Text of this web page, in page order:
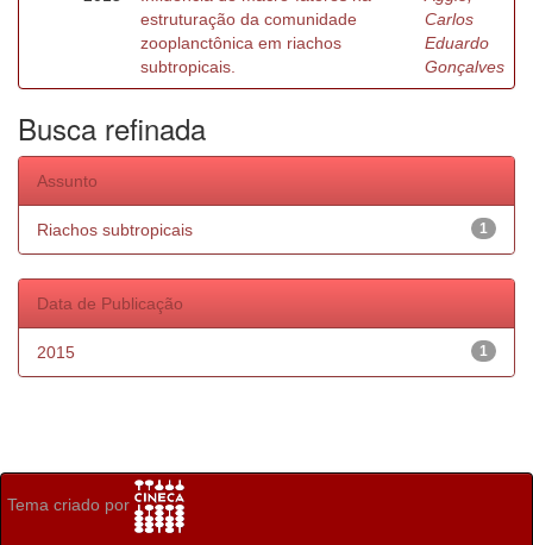
estruturação da comunidade
zooplanctônica em riachos
subtropicais.
Carlos
Eduardo
Gonçalves
Busca refinada
Assunto
1
Riachos subtropicais
Data de Publicação
1
2015
Tema criado por